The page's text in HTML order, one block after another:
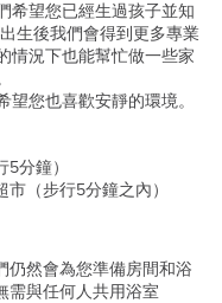
希望您已經生過孩子並知
生後我們會得到更多專業
情況下也能幫忙做一些家
您也喜歡安靜的環境。
分鐘）
（步行5分鐘之內）
仍然會為您準備房間和浴
需與任何人共用浴室